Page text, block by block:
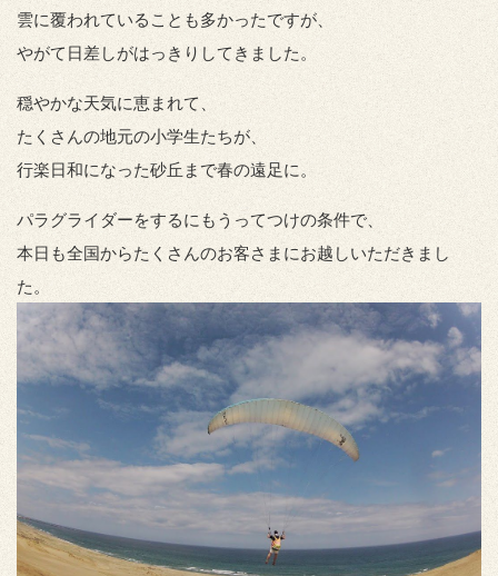
雲に覆われていることも多かったですが、
やがて日差しがはっきりしてきました。
穏やかな天気に恵まれて、
たくさんの地元の小学生たちが、
行楽日和になった砂丘まで春の遠足に。
パラグライダーをするにもうってつけの条件で、
本日も全国からたくさんのお客さまにお越しいただきまし
た。